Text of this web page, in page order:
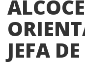
JEFA DE